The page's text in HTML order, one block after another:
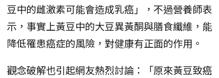
豆中的雌激素可能會造成乳癌」，不過營養師表
示，事實上黃豆中的大豆異黃酮與膳食纖維，能
降低罹患癌症的風險，對健康有正面的作用。
觀念破解也引起網友熱烈討論：「原來黃豆致癌